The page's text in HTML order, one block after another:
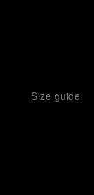
Size guide